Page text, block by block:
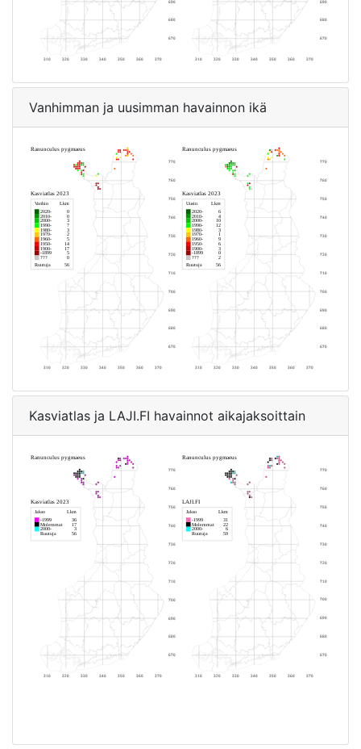
Vanhimman ja uusimman havainnon ikä
Kasviatlas ja LAJI.FI havainnot aikajaksoittain